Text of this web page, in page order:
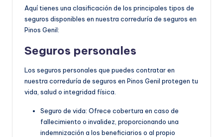
Aquí tienes una clasificación de los principales tipos de
seguros disponibles en nuestra correduría de seguros en
Pinos Genil:
Seguros personales
Los seguros personales que puedes contratar en
nuestra correduría de seguros en Pinos Genil protegen tu
vida, salud o integridad física.
Seguro de vida: Ofrece cobertura en caso de
fallecimiento o invalidez, proporcionando una
indemnización a los beneficiarios o al propio